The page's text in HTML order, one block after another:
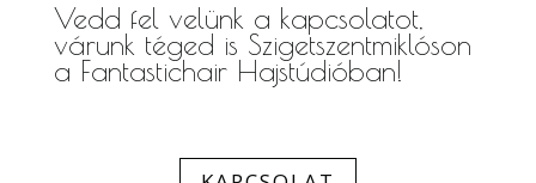
Vedd fel velünk a kapcsolatot,
várunk téged is Szigetszentmiklóson
a Fantastichair Hajstúdióban!